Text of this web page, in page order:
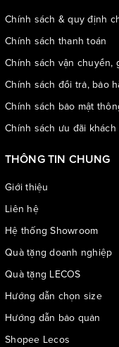
Chính sách & quy định
Chính sách thanh toán
Chính sách vận chuyển,
Chính sách đổi trả, bảo
Chính sách bảo mật
Chính sách ưu đãi khách
THÔNG TIN CHUNG
Giới thiệu
Liên hệ
Hệ thống Showroom
Quà tặng doanh nghiệp
Quà tặng LECOS
Hướng dẫn chọn size
Hướng dẫn bảo quản
Shopee Lecos